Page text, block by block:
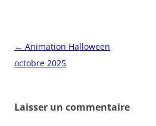
Navigation
des
← Animation Halloween
octobre 2025
Laisser un commentaire